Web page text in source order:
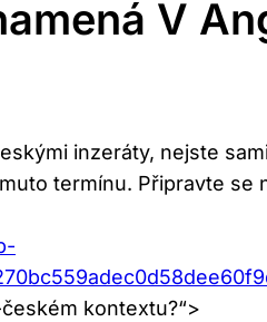
V
inzeráty, nejste
termínu. Připravte se
kontextu?“>